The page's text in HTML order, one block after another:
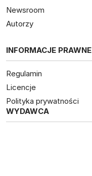
Newsroom
Autorzy
INFORMACJE PRAWNE
Regulamin
Licencje
Polityka prywatności
WYDAWCA